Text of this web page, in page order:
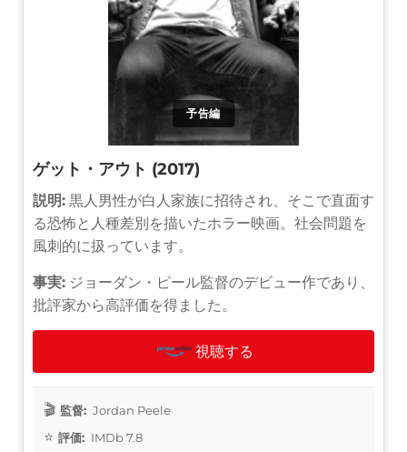
予告編
ゲット・アウト (2017)
説明: 黒人男性が白人家族に招待され、そこで直面す
る恐怖と人種差別を描いたホラー映画。社会問題を
風刺的に扱っています。
事実: ジョーダン・ピール監督のデビュー作であり、
批評家から高評価を得ました。
視聴する
監督: Jordan Peele
評価: IMDb 7.8